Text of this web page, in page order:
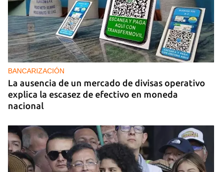
BANCARIZACIÓN
La ausencia de un mercado de divisas operativo
explica la escasez de efectivo en moneda
nacional